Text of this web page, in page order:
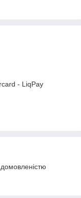
- LiqPay